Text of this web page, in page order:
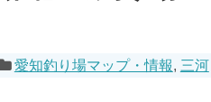
愛知釣り場マップ・情報, 三河